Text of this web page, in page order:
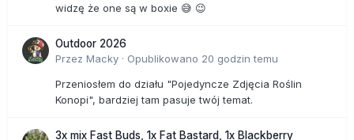
widzę że one są w boxie 😅 😉
Outdoor 2026
Przez Macky · Opublikowano 20 godzin temu
Przeniosłem do działu "Pojedyncze Zdjęcia Roślin
Konopi", bardziej tam pasuje twój temat.
3x mix Fast Buds, 1x Fat Bastard, 1x Blackberry